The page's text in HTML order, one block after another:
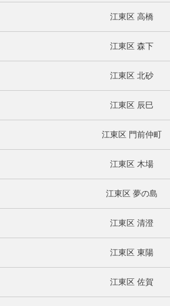
江東区 高橋
江東区 森下
江東区 北砂
江東区 辰巳
江東区 門前仲町
江東区 木場
江東区 夢の島
江東区 清澄
江東区 東陽
江東区 佐賀